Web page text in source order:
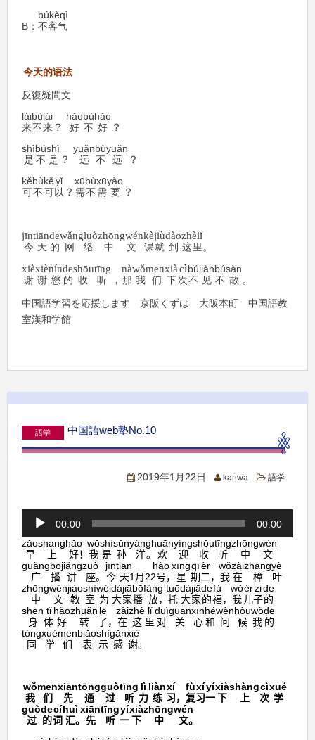
B ： 不客气
búkèqì
今天的语法
反復疑問文
来
lái
不
bù
来
lái
？
好
hǎo
不
bù
好
hǎo
？
是
shì
不
bú
是
shì
？
远
yuǎn
不
bù
远
yuǎn
？
可
kě
不
bù
可
kě
以
yǐ
？ 需
xū
不
bù
需
xū
要
yào
？
今天
jīntiān
的
de
网 络
wǎngluò
中文
zhōngwén
课
kè
就
jiù
到
dào
这里
zhèlǐ
。
谢谢
xièxiè
您
nín
的
de
收听
shōutīng
， 那
nà
我 们
wǒmen
下
xià
次
cì
不
bú
见
jiàn
不
bú
散
sàn
。
中国語学習を応援します 京阪くずは 大阪本町 中国語教
室漢和学館
語学 中国語web塾No.10
2019年1月22日 kanwa 語学
プ
レ
ー
ヤ
00:00 00:00
早
zǎo
上
shang
好
hǎo
！ 我
wǒ
是
shì
孙
sūn
洋
yáng
。
欢
huān
迎
yíng
收
shōu
听
tīng
中
zhōng
文
wén
广
guǎng
播
bō
讲
jiǎng
座
zuò
。 今
jīn
天
tiān
1 月22号
hào
，
星
xīng
期
qī
二
èr
， 我
wǒ
在
zài
樟
zhāng
叶
yè
中
zhōng
文
wén
教
jiào
室
shì
为
wéi
大
dà
家
jiā
播
bō
放
fàng
， 托
tuō
大
dà
家
jiā
的
de
福
fú
， 我
wǒ
儿
ér
子
zi
的
de
身
shēn
体
tǐ
好
hǎo
转
zhuǎn
了
le
， 在
zài
这
zhè
里
lǐ
对
duì
关
guān
心
xīn
和
hé
问
wèn
候
hòu
我
wǒ
的
de
同
tóng
学
xué
们
men
表
biǎo
示
shì
感
gǎn
谢
xiè
。
我
wǒ
们
men
先
xiān
通
tōng
过
guò
听
tīng
力
lì
练
liàn
习
xí
， 复
fù
习
xí
一
yí
下
xià
上
shàng
次
cì
学
xué
过
guò
的
de
词
cí
汇
huì
。 先
xiān
听
tīng
一
yí
下
xià
中
zhōng
文
wén
。